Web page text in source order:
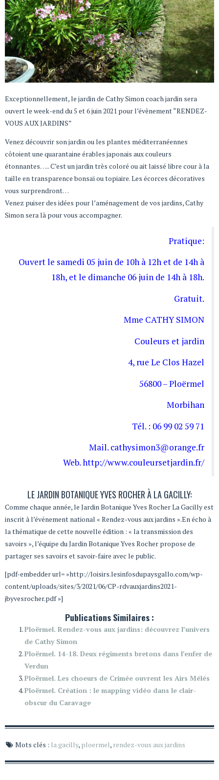
Exceptionnellement, le jardin de Cathy Simon coach jardin sera
ouvert le week-end du 5 et 6 juin 2021 pour l’évènement “RENDEZ-
VOUS AUX JARDINS”
Venez découvrir son jardin ou les plantes méditerranéennes
côtoient une quarantaine érables japonais aux couleurs
étonnantes….. C’est un jardin très coloré ou ait laissé libre cour à la
taille en transparence bonsaï ou topiaire. Les écorces décoratives
vous surprendront…
Venez puiser des idées pour l’aménagement de vos jardins, Cathy
Simon sera là pour vous accompagner.
Pratique:
Ouvert le samedi 05 juin de 10h à 12h et de 14h à
18h, et le dimanche 06 juin de 14h à 18h.
Gratuit.
Mme CATHY SIMON
Couleurs et jardin
4, rue Le Clos Hazel
56800 – Ploërmel
Morbihan
Tél. : 06 99 02 59 71
Mail. cathysimon3@orange.fr
Web.http://www.couleursetjardin.fr/
LE JARDIN BOTANIQUE YVES ROCHER À LA GACILLY:
Comme chaque année, le Jardin Botanique Yves Rocher La Gacilly est
inscrit à l’événement national « Rendez-vous aux jardins ».En écho à
la thématique de cette nouvelle édition : « la transmission des
savoirs », l’équipe du Jardin Botanique Yves Rocher propose de
partager ses savoirs et savoir-faire avec le public.
[pdf-embedder url= »http://loisirs.lesinfosdupaysgallo.com/wp-
content/uploads/sites/3/2021/06/CP-rdvauxjardins2021-
jbyvesrocher.pdf »]
Publications Similaires :
Ploërmel. Rendez-vous aux jardins: découvrez l’univers
de Cathy Simon
Ploërmel. 14-18. Deux régiments bretons dans l’enfer de
Verdun
Ploërmel. Les choeurs de Crimée ouvrent les Airs Mélés
Ploërmel. Création : le mapping vidéo dans le clair-
obscur du Caravage
Mots clés : la gacilly, ploermel, rendez-vous aux jardins